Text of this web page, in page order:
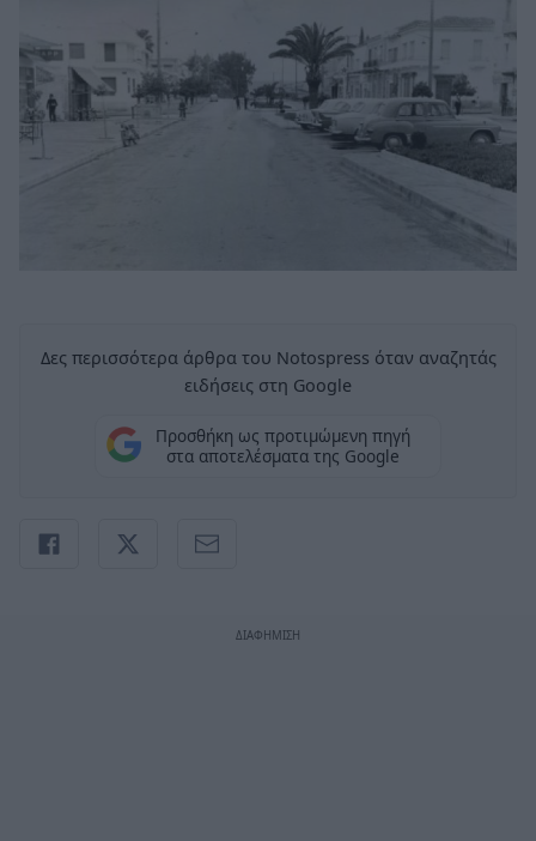
Δες περισσότερα άρθρα του Notospress όταν αναζητάς
ειδήσεις στη Google
Προσθήκη ως προτιμώμενη πηγή
στα αποτελέσματα της Google